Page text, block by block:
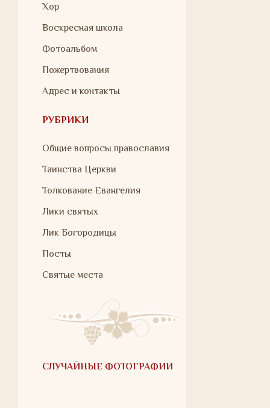
Хор
Воскресная школа
Фотоальбом
Пожертвования
Адрес и контакты
РУБРИКИ
Общие вопросы православия
Таинства Церкви
Толкование Евангелия
Лики святых
Лик Богородицы
Посты
Святые места
СЛУЧАЙНЫЕ ФОТОГРАФИИ